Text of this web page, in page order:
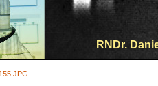
RNDr.